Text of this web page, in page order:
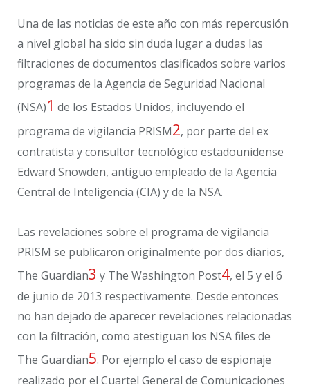
Una de las noticias de este año con más repercusión
a nivel global ha sido sin duda lugar a dudas las
filtraciones de documentos clasificados sobre varios
programas de la Agencia de Seguridad Nacional
(NSA)1 de los Estados Unidos, incluyendo el
programa de vigilancia PRISM2, por parte del ex
contratista y consultor tecnológico estadounidense
Edward Snowden, antiguo empleado de la Agencia
Central de Inteligencia (CIA) y de la NSA.
Las revelaciones sobre el programa de vigilancia
PRISM se publicaron originalmente por dos diarios,
The Guardian3 y The Washington Post4, el 5 y el 6
de junio de 2013 respectivamente. Desde entonces
no han dejado de aparecer revelaciones relacionadas
con la filtración, como atestiguan los NSA files de
The Guardian5. Por ejemplo el caso de espionaje
realizado por el Cuartel General de Comunicaciones